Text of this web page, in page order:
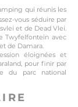
qui réunis les
vous séduire par
et de Dead Vlei.
Twyfelfontein avec
de Damara.
éloignées et
pour finir par
du parc national